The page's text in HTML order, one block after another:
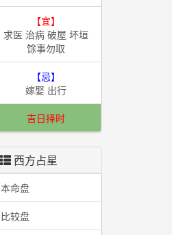
【宜】
求医 治病 破屋 坏垣
馀事勿取
【忌】
嫁娶 出行
吉日择时
西方占星
本命盘
比较盘